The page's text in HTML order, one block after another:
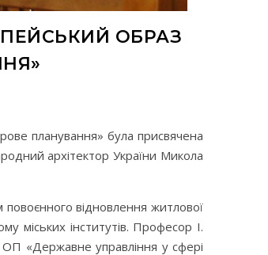
ОБРАЗ
планування» була присвячена
архітектор України Микола
відновлення житлової
міських інститутів. Професор І.
ОП «Державне управління у сфері